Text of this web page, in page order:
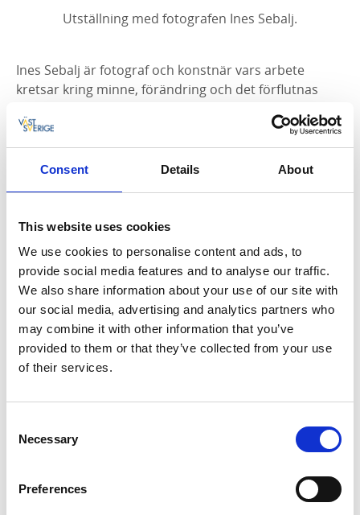
Consent Details About
This website uses cookies
We use cookies to personalise content and ads, to
provide social media features and to analyse our traffic.
We also share information about your use of our site with
our social media, advertising and analytics partners who
may combine it with other information that you’ve
provided to them or that they’ve collected from your use
of their services.
Selection
Necessary
Preferences
Utställning med fotografen Ines Sebalj.
Ines Sebalj är fotograf och konstnär vars arbete
kretsar kring minne, förändring och det förflutnas
text, och väver ofta samman dokumentära uttryck
med fiktion. I sina arbeten iscensätter hon ofta
minnesbilder, där erfarenheter och platser får en ny
där tidsskikt möts, där det som varit fortfarande
verkar.
I utställningen på Stenungsunds konsthall
presenteras tre serier. Den senaste består av
fotografier av bergsformationer från Åstol och
närliggande öar.
Genom ett dokumentärt bildspråk i en konstnärlig
kontext skapar Sebalj verk som både förankrar och
konstnärlig master i fotografi från HDK-Valand.
foajé.